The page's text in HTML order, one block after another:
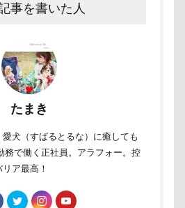
事を書いた人
たまき
犬（すばるとるな）に癒しても
務で働く正社員。アラフォー。控
ア最高！